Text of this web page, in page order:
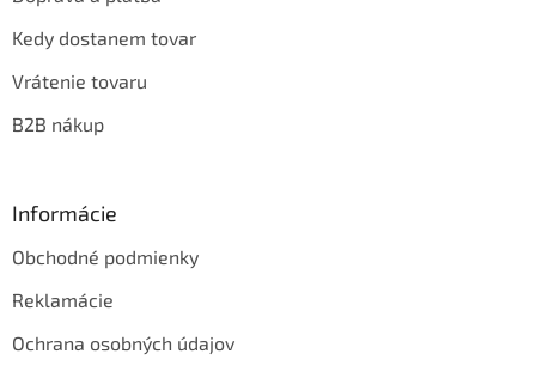
Kedy dostanem tovar
Vrátenie tovaru
B2B nákup
Informácie
Obchodné podmienky
Reklamácie
Ochrana osobných údajov